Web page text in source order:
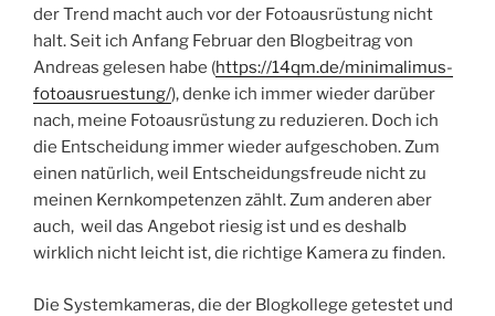
der Trend macht auch vor der Fotoausrüstung nicht
halt. Seit ich Anfang Februar den Blogbeitrag von
Andreas gelesen habe (https://14qm.de/minimalimus-
fotoausruestung/), denke ich immer wieder darüber
nach, meine Fotoausrüstung zu reduzieren. Doch ich
die Entscheidung immer wieder aufgeschoben. Zum
einen natürlich, weil Entscheidungsfreude nicht zu
meinen Kernkompetenzen zählt. Zum anderen aber
auch, weil das Angebot riesig ist und es deshalb
wirklich nicht leicht ist, die richtige Kamera zu finden.
Die Systemkameras, die der Blogkollege getestet und